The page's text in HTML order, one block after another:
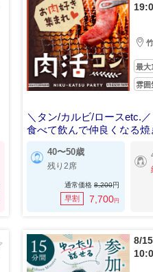
最大
雰囲
＼タン/カルビ/ロースetc.／
食べて飲んで仲良くなる焼
40〜50歳
残り2席
通常価格 8,200円
早割 7,700円
8/